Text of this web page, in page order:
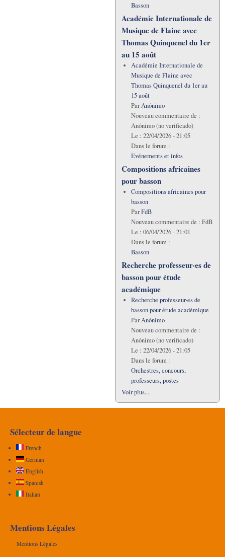
Basson
Académie Internationale de
Musique de Flaine avec
Thomas Quinquenel du 1er
au 15 août
Académie Internationale de
Musique de Flaine avec
Thomas Quinquenel du 1er au
15 août
ParAnónimo
Nouveau commentaire de :
Anónimo (no verificado)
Le : 22/04/2026 - 21:05
Dans le forum :
Evénements et infos
Compositions africaines
pour basson
Compositions africaines pour
basson
ParFdB
Nouveau commentaire de : FdB
Le : 06/04/2026 - 21:01
Dans le forum :
Basson
Recherche professeur·es de
basson pour étude
académique
Recherche professeur·es de
basson pour étude académique
ParAnónimo
Nouveau commentaire de :
Anónimo (no verificado)
Le : 22/04/2026 - 21:05
Dans le forum :
Orchestres, concours,
professeurs, postes
Voir plus...
Sélecteur de langue
French
German
English
Spanish
Italian
Mentions Légales
Mentions Légales